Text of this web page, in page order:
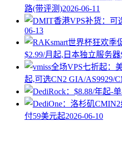
路(带评测)2026-06-11
06-13
$2.99/月起,日本独立服务器
起,可选CN2 GIA/AS9929/
付59美元起2026-06-10